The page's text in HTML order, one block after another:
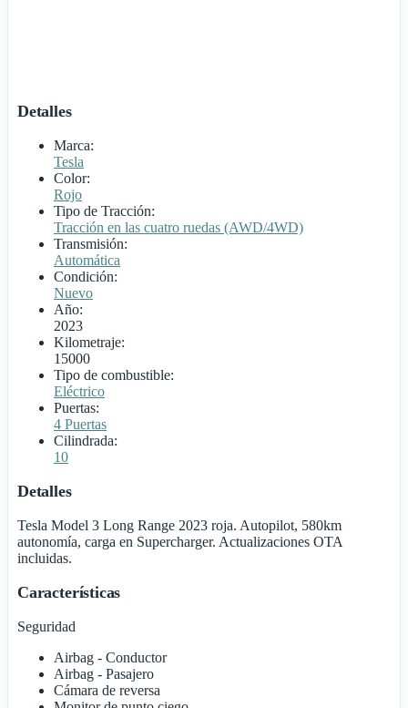
Detalles
Marca:
Tesla
Color:
Rojo
Tipo de Tracción:
Tracción en las cuatro ruedas (AWD/4WD)
Transmisión:
Automática
Condición:
Nuevo
Año:
2023
Kilometraje:
15000
Tipo de combustible:
Eléctrico
Puertas:
4 Puertas
Cilindrada:
10
Detalles
Tesla Model 3 Long Range 2023 roja. Autopilot, 580km
autonomía, carga en Supercharger. Actualizaciones OTA
incluidas.
Características
Seguridad
Airbag - Conductor
Airbag - Pasajero
Cámara de reversa